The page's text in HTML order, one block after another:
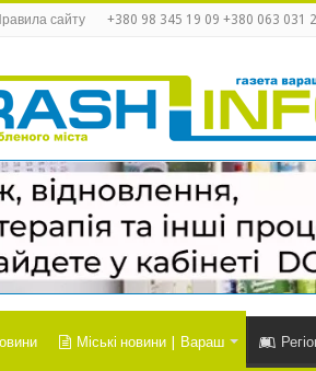
сайту +380 98 345 19 09 +380 063 031
Міські новини | Вараш